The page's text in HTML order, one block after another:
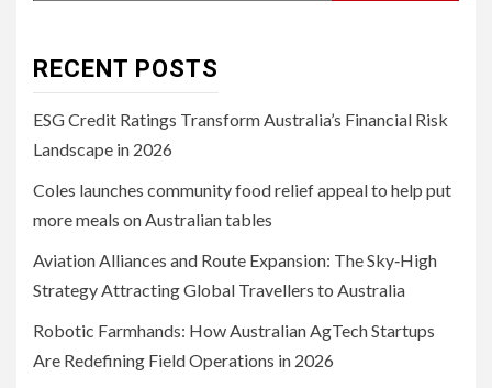
RECENT POSTS
ESG Credit Ratings Transform Australia’s Financial Risk
Landscape in 2026
Coles launches community food relief appeal to help put
more meals on Australian tables
Aviation Alliances and Route Expansion: The Sky‑High
Strategy Attracting Global Travellers to Australia
Robotic Farmhands: How Australian AgTech Startups
Are Redefining Field Operations in 2026